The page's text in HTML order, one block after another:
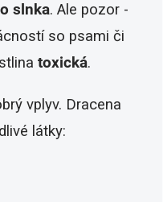
slnka. Ale pozor -
so psami či
toxická.
vplyv. Dracena
látky: